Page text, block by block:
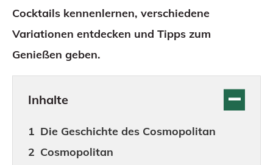
Cocktails kennenlernen, verschiedene
Variationen entdecken und Tipps zum
Genießen geben.
Inhalte
Die Geschichte des Cosmopolitan
Cosmopolitan